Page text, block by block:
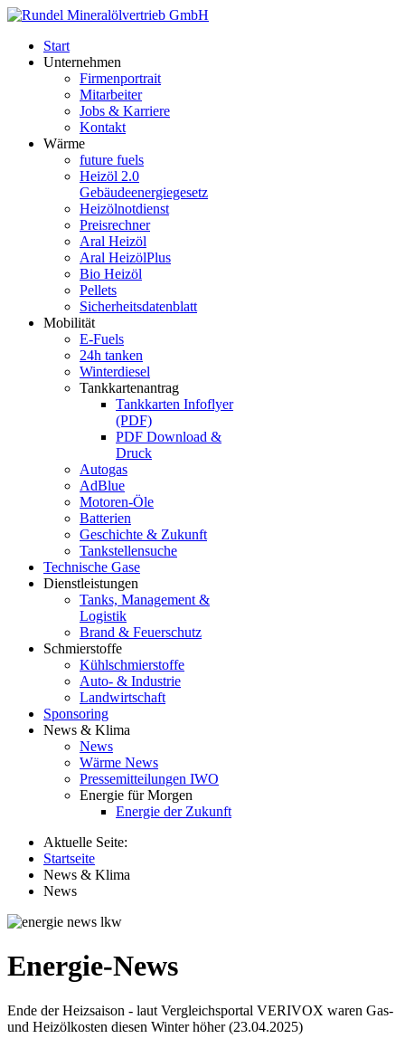
Start
Unternehmen
Firmenportrait
Mitarbeiter
Jobs & Karriere
Kontakt
Wärme
future fuels
Heizöl 2.0
Gebäudeenergiegesetz
Heizölnotdienst
Preisrechner
Aral Heizöl
Aral HeizölPlus
Bio Heizöl
Pellets
Sicherheitsdatenblatt
Mobilität
E-Fuels
24h tanken
Winterdiesel
Tankkartenantrag
Tankkarten Infoflyer
(PDF)
PDF Download &
Druck
Autogas
AdBlue
Motoren-Öle
Batterien
Geschichte & Zukunft
Tankstellensuche
Technische Gase
Dienstleistungen
Tanks, Management &
Logistik
Brand & Feuerschutz
Schmierstoffe
Kühlschmierstoffe
Auto- & Industrie
Landwirtschaft
Sponsoring
News & Klima
News
Wärme News
Pressemitteilungen IWO
Energie für Morgen
Energie der Zukunft
Aktuelle Seite:
Startseite
News & Klima
News
Energie-News
Ende der Heizsaison - laut Vergleichsportal VERIVOX waren Gas-
und Heizölkosten diesen Winter höher (23.04.2025)